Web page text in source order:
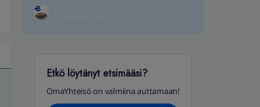
Etkö löytänyt etsimääsi?
OmaYhteisö on valmiina auttamaan!